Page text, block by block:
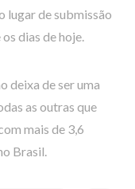
lugar de submissão
dias de hoje.
deixa de ser uma
as outras que
mais de 3,6
Brasil.